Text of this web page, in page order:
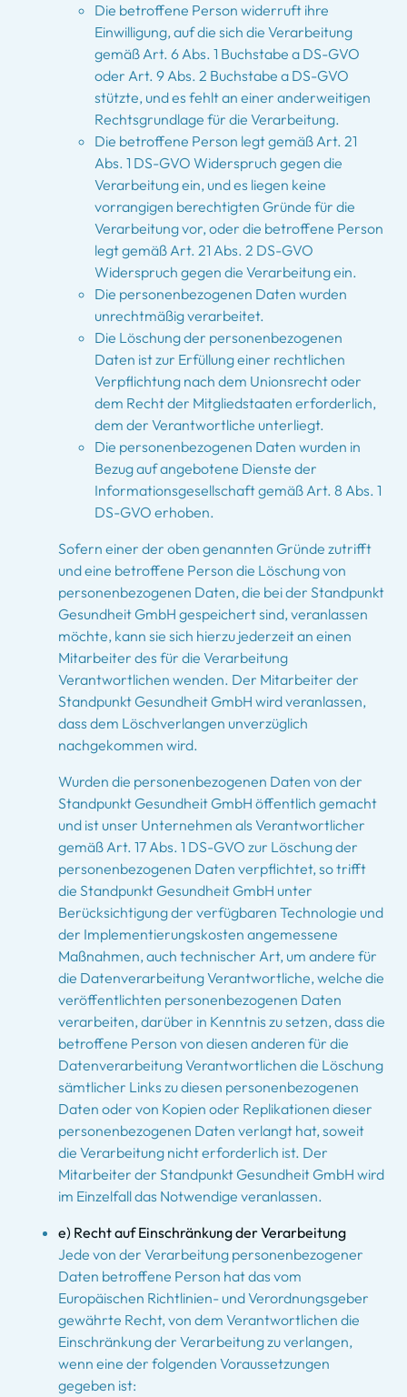
Die betroffene Person widerruft ihre
Einwilligung, auf die sich die Verarbeitung
gemäß Art. 6 Abs. 1 Buchstabe a DS-GVO
oder Art. 9 Abs. 2 Buchstabe a DS-GVO
stützte, und es fehlt an einer anderweitigen
Rechtsgrundlage für die Verarbeitung.
Die betroffene Person legt gemäß Art. 21
Abs. 1 DS-GVO Widerspruch gegen die
Verarbeitung ein, und es liegen keine
vorrangigen berechtigten Gründe für die
Verarbeitung vor, oder die betroffene Person
legt gemäß Art. 21 Abs. 2 DS-GVO
Widerspruch gegen die Verarbeitung ein.
Die personenbezogenen Daten wurden
unrechtmäßig verarbeitet.
Die Löschung der personenbezogenen
Daten ist zur Erfüllung einer rechtlichen
Verpflichtung nach dem Unionsrecht oder
dem Recht der Mitgliedstaaten erforderlich,
dem der Verantwortliche unterliegt.
Die personenbezogenen Daten wurden in
Bezug auf angebotene Dienste der
Informationsgesellschaft gemäß Art. 8 Abs. 1
DS-GVO erhoben.
Sofern einer der oben genannten Gründe zutrifft
und eine betroffene Person die Löschung von
personenbezogenen Daten, die bei der Standpunkt
Gesundheit GmbH gespeichert sind, veranlassen
möchte, kann sie sich hierzu jederzeit an einen
Mitarbeiter des für die Verarbeitung
Verantwortlichen wenden. Der Mitarbeiter der
Standpunkt Gesundheit GmbH wird veranlassen,
dass dem Löschverlangen unverzüglich
nachgekommen wird.
Wurden die personenbezogenen Daten von der
Standpunkt Gesundheit GmbH öffentlich gemacht
und ist unser Unternehmen als Verantwortlicher
gemäß Art. 17 Abs. 1 DS-GVO zur Löschung der
personenbezogenen Daten verpflichtet, so trifft
die Standpunkt Gesundheit GmbH unter
Berücksichtigung der verfügbaren Technologie und
der Implementierungskosten angemessene
Maßnahmen, auch technischer Art, um andere für
die Datenverarbeitung Verantwortliche, welche die
veröffentlichten personenbezogenen Daten
verarbeiten, darüber in Kenntnis zu setzen, dass die
betroffene Person von diesen anderen für die
Datenverarbeitung Verantwortlichen die Löschung
sämtlicher Links zu diesen personenbezogenen
Daten oder von Kopien oder Replikationen dieser
personenbezogenen Daten verlangt hat, soweit
die Verarbeitung nicht erforderlich ist. Der
Mitarbeiter der Standpunkt Gesundheit GmbH wird
im Einzelfall das Notwendige veranlassen.
e) Recht auf Einschränkung der Verarbeitung
Jede von der Verarbeitung personenbezogener
Daten betroffene Person hat das vom
Europäischen Richtlinien- und Verordnungsgeber
gewährte Recht, von dem Verantwortlichen die
Einschränkung der Verarbeitung zu verlangen,
wenn eine der folgenden Voraussetzungen
gegeben ist: